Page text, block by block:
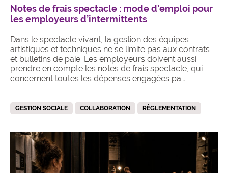
Notes de frais spectacle : mode d’emploi pour
les employeurs d’intermittents
Dans le spectacle vivant, la gestion des équipes
artistiques et techniques ne se limite pas aux contrats
et bulletins de paie. Les employeurs doivent aussi
prendre en compte les notes de frais spectacle, qui
concernent toutes les dépenses engagées pa…
GESTION SOCIALE COLLABORATION RÈGLEMENTATION